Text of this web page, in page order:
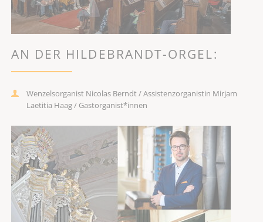
AN DER HILDEBRANDT-ORGEL:
Wenzelsorganist Nicolas Berndt / Assistenzorganistin Mirjam
Laetitia Haag / Gastorganist*innen